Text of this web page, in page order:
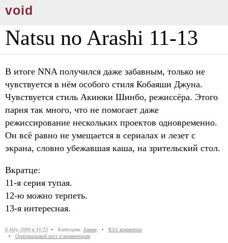
void
Natsu no Arashi 11-13
В итоге NNA получился даже забавным, только не
чувствуется в нём особого стиля Кобаяши Джуна.
Чувствуется стиль Акиюки Шинбо, режиссёра. Этого
парня так много, что не помогает даже
режиссирование нескольких проектов одновременно.
Он всё равно не умещается в сериалах и лезет с
экрана, словно убежавшая каша, на зрительский стол.
Вкратце:
11-я серия тупая.
12-ю можно терпеть.
13-я интересная.
8 July, 2009 в 11:23 Категории: Аниме.
RSS комментов
Оригинальный пост и комментарии